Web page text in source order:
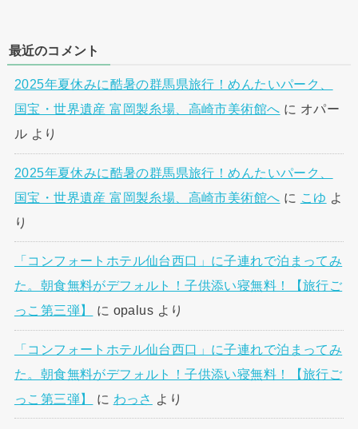
最近のコメント
2025年夏休みに酷暑の群馬県旅行！めんたいパーク、
国宝・世界遺産 富岡製糸場、高崎市美術館へ に オパー
ル より
2025年夏休みに酷暑の群馬県旅行！めんたいパーク、
国宝・世界遺産 富岡製糸場、高崎市美術館へ に こゆ よ
り
「コンフォートホテル仙台西口」に子連れで泊まってみ
た。朝食無料がデフォルト！子供添い寝無料！【旅行ご
っこ第三弾】
に opalus より
「コンフォートホテル仙台西口」に子連れで泊まってみ
た。朝食無料がデフォルト！子供添い寝無料！【旅行ご
っこ第三弾】
に わっさ より